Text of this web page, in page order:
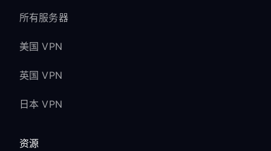
所有服务器
美国 VPN
英国 VPN
日本 VPN
资源